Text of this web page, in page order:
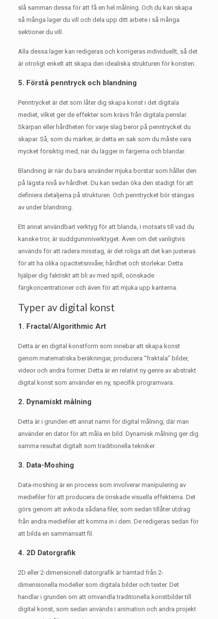
slå samman dessa för att få en hel målning. Och du kan skapa
så många lager du vill och dela upp ditt arbete i så många
sektioner du vill.
Alla dessa lager kan redigeras och korrigeras individuellt, så det
är otroligt enkelt att skapa den idealiska strukturen för konsten.
5. Förstå penntryck och blandning
Penntrycket är det som låter dig skapa konst i det digitala
mediet, vilket ger de effekter som krävs från digitala penslar.
Skärpan eller hårdheten för varje slag beror på penntrycket du
skapar. Så, som du märker, är detta en sak som du måste vara
mycket försiktig med, när du lägger in färgerna och blandar.
Blandning är när du bara använder mjuka borstar som håller den
på lägsta nivå av hårdhet. Du kan sedan öka den stadigt för att
definiera detaljerna på strukturen. Och penntrycket bör stängas
av under blandning.
Ett annat användbart verktyg för att blanda, i motsats till vad du
kanske tror, ​​är suddgummiverktyget. Även om det vanligtvis
används för att radera misstag, är det roliga att det kan justeras
för att ha olika opacitetsnivåer, hårdhet och storlekar. Detta
hjälper dig faktiskt att bli av med spill, oönskade
färgkoncentrationer och även för att mjuka upp kanterna.
Typer av digital konst
1. Fractal/Algorithmic Art
Detta är en digital konstform som innebär att skapa konst
genom matematiska beräkningar, producera “fraktala” bilder,
videor och andra former. Detta är en relativt ny genre av abstrakt
digital konst som använder en ny, specifik programvara.
2. Dynamiskt målning
Detta är i grunden ett annat namn för digital målning, där man
använder en dator för att måla en bild. Dynamisk målning ger dig
samma resultat digitalt som traditionella tekniker.
3. Data-Moshing
Data-moshing är en process som involverar manipulering av
mediefiler för att producera de önskade visuella effekterna. Det
görs genom att avkoda sådana filer, som sedan tillåter utdrag
från andra mediefiler att komma in i dem. De redigeras sedan för
att bilda en sammansatt fil.
4. 2D Datorgrafik
2D eller 2-dimensionell datorgrafik är hämtad från 2-
dimensionella modeller som digitala bilder och texter. Det
handlar i grunden om att omvandla traditionella konstbilder till
digital konst, som sedan används i animation och andra projekt